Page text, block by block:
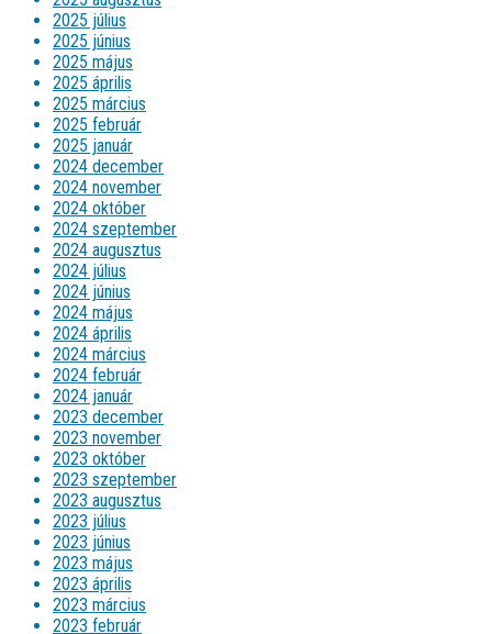
2025 július
2025 június
2025 május
2025 április
2025 március
2025 február
2025 január
2024 december
2024 november
2024 október
2024 szeptember
2024 augusztus
2024 július
2024 június
2024 május
2024 április
2024 március
2024 február
2024 január
2023 december
2023 november
2023 október
2023 szeptember
2023 augusztus
2023 július
2023 június
2023 május
2023 április
2023 március
2023 február